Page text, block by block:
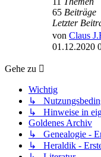
65 Beiträge
Letzter
von Claus
01.12.2020
Gehe zu
Wichtig
↳
↳ Hinweise in
Goldenes Archiv
↳ Genealogie -
↳ Heraldik -